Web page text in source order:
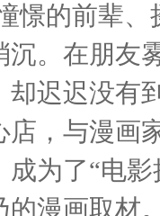
憬的前辈
沉。在朋友
却迟迟没有
店，与漫画
为了“电
的漫画取材